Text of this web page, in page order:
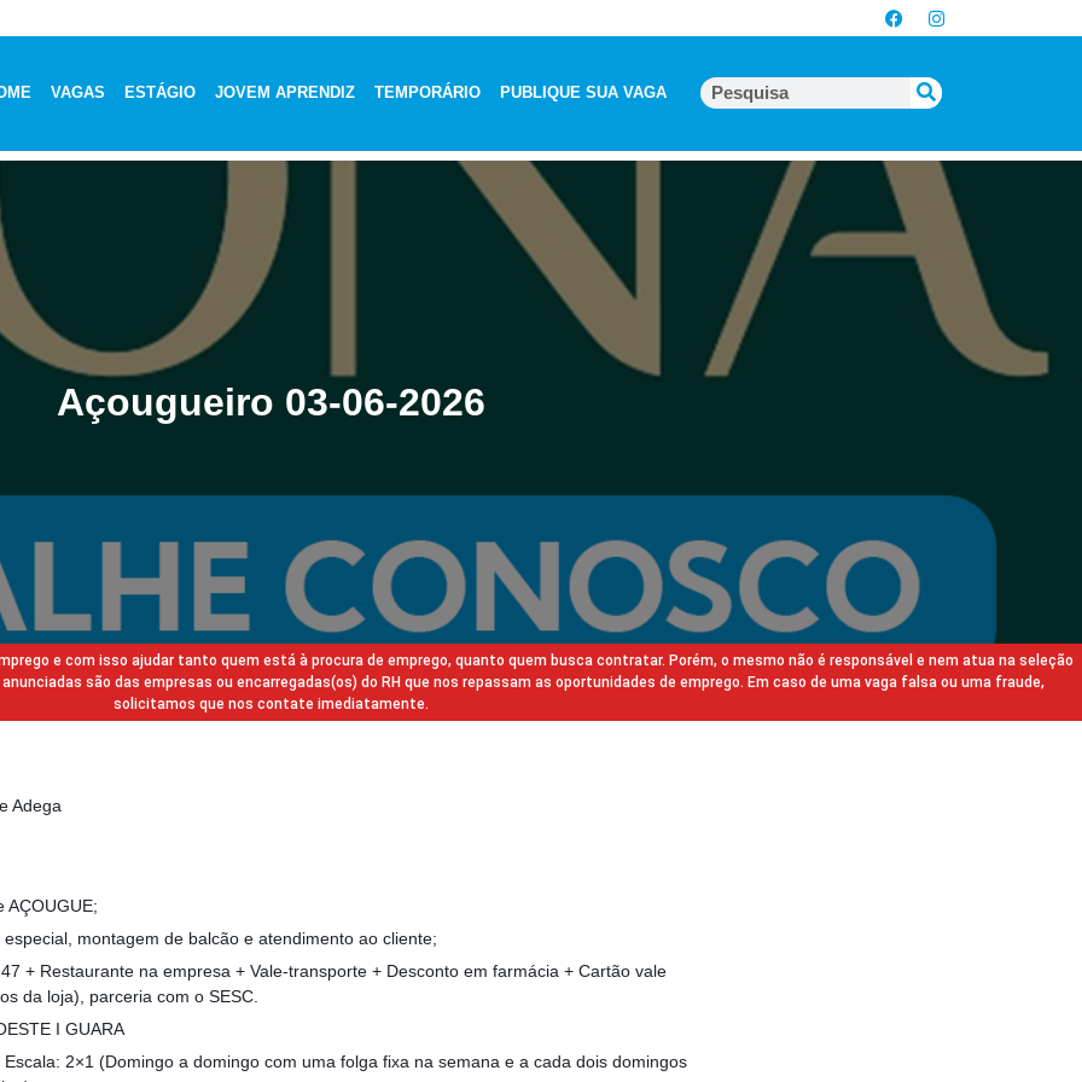
VAGAS ESTÁGIO JOVEM APRENDIZ TEMPORÁRIO PUBLIQUE SUA VAGA
Açougueiro 03-06-2026
e com isso ajudar tanto quem está à procura de emprego, quanto quem busca contratar. Porém, o mesmo não é responsável e nem atua na seleção
são das empresas ou encarregadas(os) do RH que nos repassam as oportunidades de emprego. Em caso de uma vaga falsa ou uma fraude,
solicitamos que nos contate imediatamente.
Adega
AÇOUGUE;
montagem de balcão e atendimento ao cliente;
+ Restaurante na empresa + Vale-transporte + Desconto em farmácia + Cartão vale
da loja), parceria com o SESC.
I GUARA
2×1 (Domingo a domingo com uma folga fixa na semana e a cada dois domingos